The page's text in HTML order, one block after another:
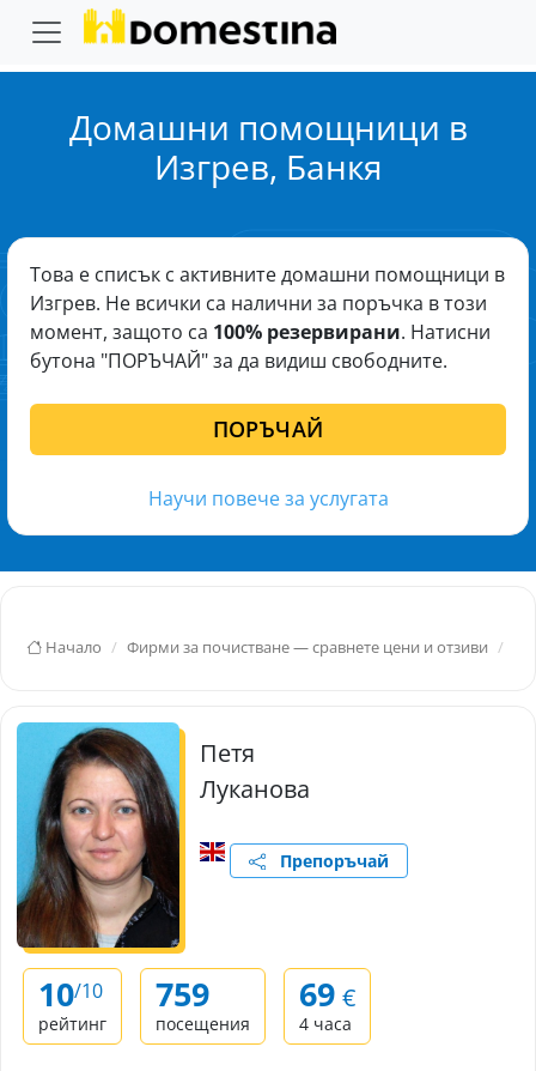
Домашни помощници в
Изгрев, Банкя
Това е списък с активните домашни помощници в
Изгрев. Не всички са налични за поръчка в този
момент, защото са 100% резервирани. Натисни
бутона "ПОРЪЧАЙ" за да видиш свободните.
ПОРЪЧАЙ
Научи повече за услугата
Начало Фирми за почистване — сравнете цени и отзиви
Петя
Луканова
Препоръчай
10/10
рейтинг
759
посещения
69 €
4 часа